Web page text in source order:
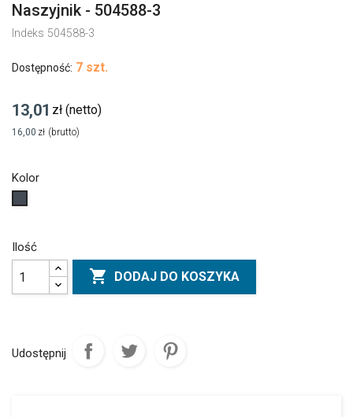
Naszyjnik - 504588-3
Indeks 504588-3
Dostępność: 7 szt.
13,01 zł (netto)
16,00 zł (brutto)
Kolor
Ilość
 DODAJ DO KOSZYKA
Udostępnij